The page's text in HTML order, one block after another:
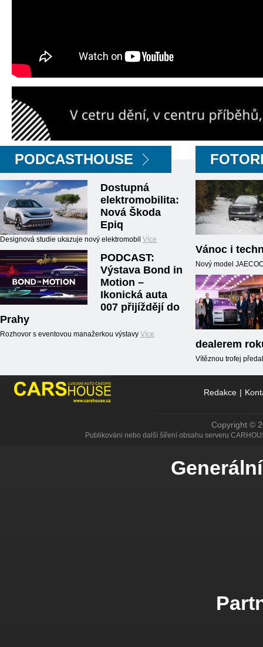
PODCASTHOUSE
Dostupná
elektromobilita:
Nová Škoda
Epiq
Designová studie ukazuje nový elektromobil Více
PODCAST:
Výstava Bond in
Motion –
Ikonická auta
007 přijíždějí do
Prahy
Rozhovor s eventovou manažerkou výstavy Více
Vánoc i
Nový model
dealerem
Vítěznou trofej
Redakce |
Copyright ©
Publikováni nebo další šíření obsahu serveru